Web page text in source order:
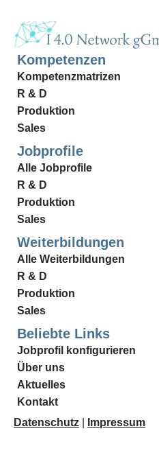
Kompetenzen
Kompetenzmatrizen
R & D
Produktion
Sales
Jobprofile
Alle Jobprofile
R & D
Produktion
Sales
Weiterbildungen
Alle Weiterbildungen
R & D
Produktion
Sales
Beliebte Links
Jobprofil konfigurieren
Über uns
Aktuelles
Kontakt
Datenschutz
Impressum